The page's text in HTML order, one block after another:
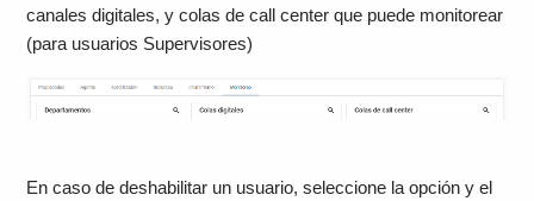
canales digitales, y colas de call center que puede monitorear
(para usuarios Supervisores)
En caso de deshabilitar un usuario, seleccione la opción y el